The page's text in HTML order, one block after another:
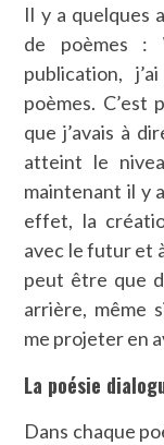
Il y a quelques
de poèmes :
publication,
poèmes.
que j’avais à
atteint le
maintenant il y
effet, la
avec le futur et
peut être que
arrière, même
me projeter en
La poésie
Dans chaque